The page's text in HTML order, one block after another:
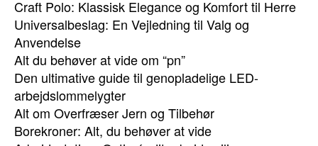
Craft Polo: Klassisk Elegance og Komfort til Herre
Universalbeslag: En Vejledning til Valg og
Anvendelse
Alt du behøver at vide om “pn”
Den ultimative guide til genopladelige LED-
arbejdslommelygter
Alt om Overfræser Jern og Tilbehør
Borekroner: Alt, du behøver at vide